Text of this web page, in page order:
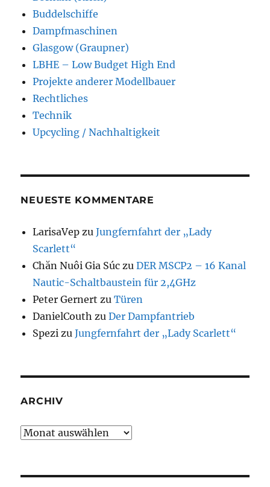
Buddelschiffe
Dampfmaschinen
Glasgow (Graupner)
LBHE – Low Budget High End
Projekte anderer Modellbauer
Rechtliches
Technik
Upcycling / Nachhaltigkeit
NEUESTE KOMMENTARE
LarisaVep zuJungfernfahrt der „Lady
Scarlett“
Chăn Nuôi Gia Súc zuDER MSCP2 – 16 Kanal
Nautic-Schaltbaustein für 2,4GHz
Peter Gernert zuTüren
DanielCouth zuDer Dampfantrieb
Spezi zuJungfernfahrt der „Lady Scarlett“
ARCHIV
Archiv